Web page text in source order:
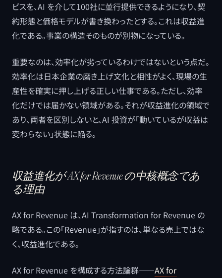
ビスを、AI を介して100社に並行提供できるようになり、契
約形態と価格モデルが書き換わったとする。これは収益進
化である。事業の構造そのものが別物になっている。
重要なのは、効率化が劣っているわけではないという点だ。
効率化は日本企業の磨き上げ文化と相性がよく、現場の生
産性を確実に押し上げる正しい仕事である。ただし、効率
化だけでは届かない領域がある。それが収益進化の領域で
あり、両者を区別しないと、AI 投資が「動いているが収益は
変わらない」状態に陥る。
収益進化が AX for Revenue の中核概念であ
る理由
AX for Revenue は、AI Transformation for Revenue の
略である。この「Revenue」が指すのは、単なる売上ではな
く、収益進化である。
AX for Revenue を構成する方法論群——AX for